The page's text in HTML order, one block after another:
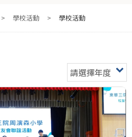
> 學校活動 > 學校活動
請選擇年度